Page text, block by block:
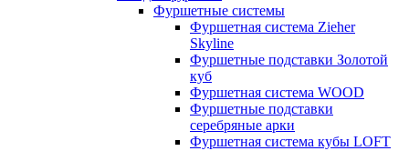
Фуршетные системы
Фуршетная система Zieher
Skyline
Фуршетные подставки Золотой
куб
Фуршетная система WOOD
Фуршетные подставки
серебряные арки
Фуршетная система кубы LOFT